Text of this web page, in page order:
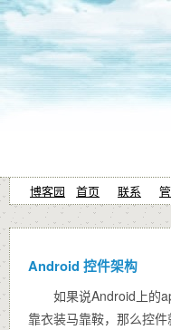
博客园 首页 联系
Android 控件架构
如果说Android上的
靠衣装马靠鞍，那么控件